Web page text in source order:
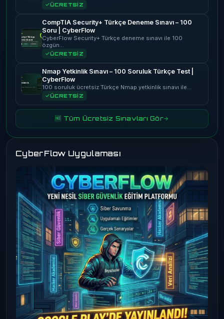
ÜCRETSİZ
CompTIA Security+ Türkçe Deneme Sınavı – 100
Soru | CyberFlow
CyberFlow Security+ Türkçe deneme sınavı ile 100
özgün…
ÜCRETSİZ
Nmap Yetkinlik Sınavı – 100 Soruluk Türkçe Test |
CyberFlow
100 soruluk ücretsiz Türkçe Nmap yetkinlik sınavı ile…
ÜCRETSİZ
🆓 Tüm Ücretsiz Sınavları Gör
CyberFlow Uygulaması